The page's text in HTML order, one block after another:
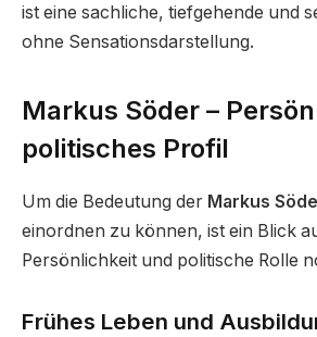
ist eine sachliche, tiefgehende und
ohne Sensationsdarstellung.
Markus Söder –
politisches Profil
Um die Bedeutung der Markus
einordnen zu können, ist ein Blick
Persönlichkeit und politische Rolle
Frühes Leben und